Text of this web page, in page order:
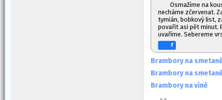
Osmažíme na
necháme zčervenat.
tymián, bobkový list,
povařit asi pět minut.
uvaříme. Sebereme
f
Brambory na
Brambory na
Brambory na víně